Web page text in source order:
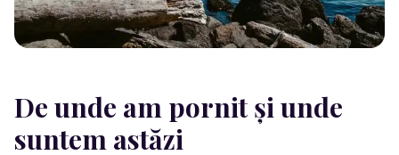
De unde am pornit și unde
suntem astăzi